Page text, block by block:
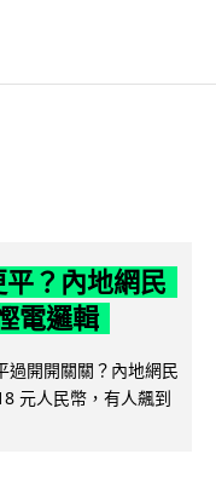
？內地網民
電邏輯
過開開關關？內地網民
元人民幣，有人飆到